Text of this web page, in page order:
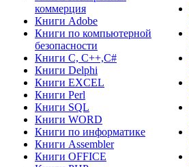
коммерция
Книги Adobe
Книги по компьютерной
безопасности
Книги C, C++,С#
Книги Delphi
Книги EXCEL
Книги Perl
Книги SQL
Книги WORD
Книги по информатике
Книги Assembler
Книги OFFICE